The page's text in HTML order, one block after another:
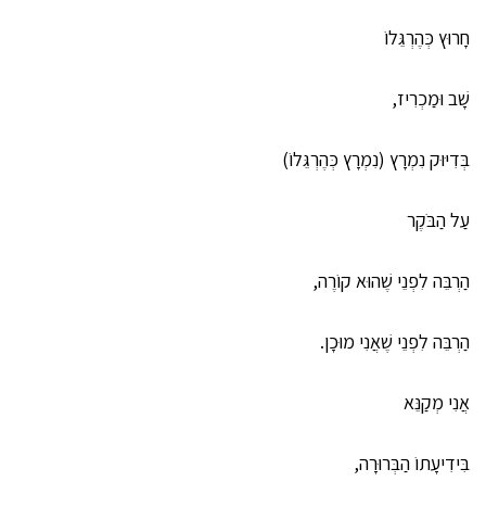
חָרוּץ כְּהֶרְגֵּלוֹ
שָׁב וּמַכְרִיז,
בְּדִיּוּק נִמְרָץ (נִמְרָץ כְּהֶרְגֵּלוֹ)
עַל הַבֹּקֶר
הַרְבֵּה לִפְנֵי שֶׁהוּא קוֹרֶה,
הַרְבֵּה לִפְנֵי שֶׁאֲנִי מוּכָן.
אֲנִי מְקַנֵּא
בִּידִיעָתוֹ הַבְּרוּרָה,